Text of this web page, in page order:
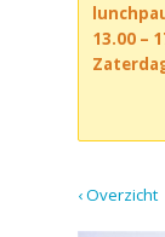
13.00 –
‹ Overzicht